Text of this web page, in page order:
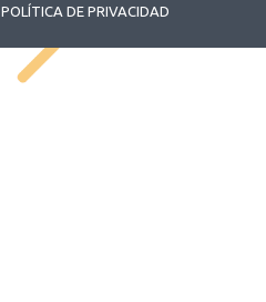
POLÍTICA DE PRIVACIDAD